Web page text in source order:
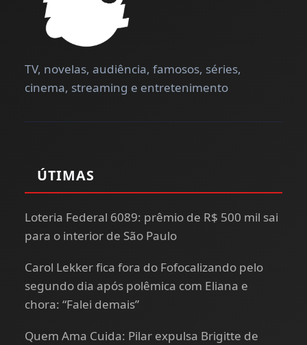
TV, novelas, audiência, famosos, séries,
cinema, streaming e entretenimento
ÚTIMAS
Loteria Federal 6089: prêmio de R$ 500 mil sai
para o interior de São Paulo
Carol Lekker fica fora do Fofocalizando pelo
segundo dia após polêmica com Eliana e
chora: “Falei demais”
Quem Ama Cuida: Pilar expulsa Brigitte de